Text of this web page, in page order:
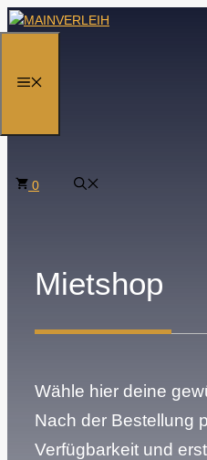
Zum
0
Mietshop
Wähle hier deine
Nach der Bestellung
Verfügbarkeit und